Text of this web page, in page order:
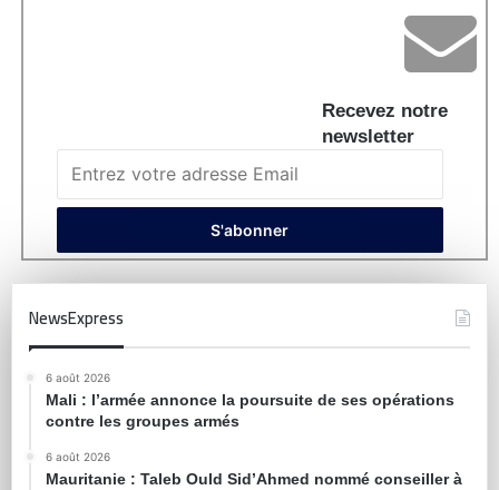
Recevez notre
newsletter
NewsExpress
6 août 2026
Mali : l’armée annonce la poursuite de ses opérations
contre les groupes armés
6 août 2026
Mauritanie : Taleb Ould Sid’Ahmed nommé conseiller à